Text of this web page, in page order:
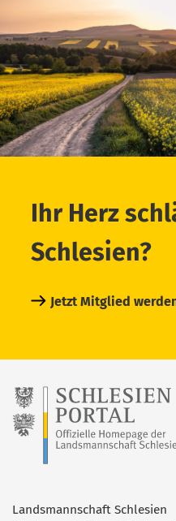
Ihr Herz
Schlesien?
Jetzt Mitglied
Landsmannschaft Schlesien